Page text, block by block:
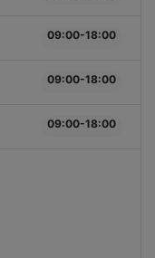
09:00-18:00
09:00-18:00
09:00-18:00